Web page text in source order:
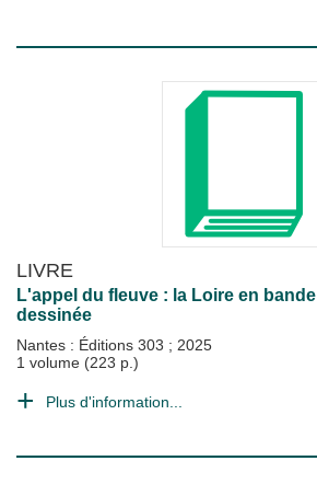
LIVRE
L'appel du fleuve : la Loire en bande
dessinée
Nantes : Éditions 303 ; 2025
1 volume (223 p.)
Plus d'information...